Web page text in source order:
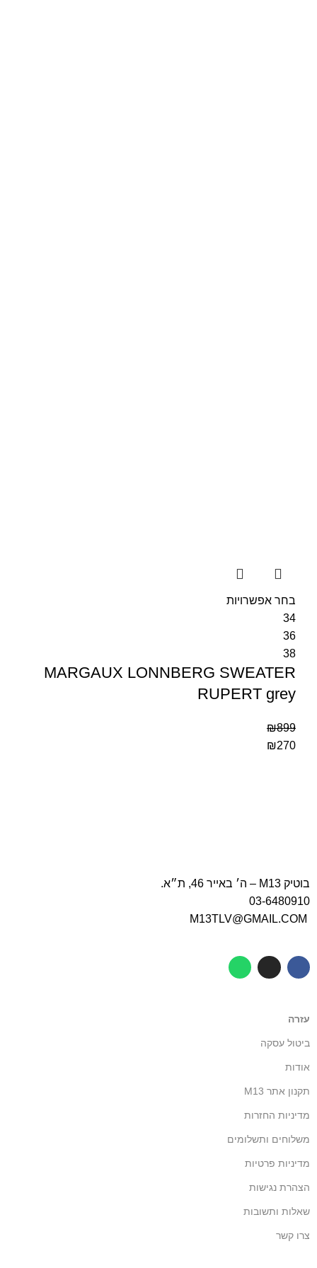
בחר אפשרויות
34
36
38
MARGAUX LONNBERG SWEATER
RUPERT grey
₪899
₪270
בוטיק M13 – ה׳ באייר 46, ת״א.
03-6480910
עזרה
ביטול עסקה
אודות
תקנון אתר M13
מדיניות החזרות
משלוחים ותשלומים
מדיניות פרטיות
הצהרת נגישות
שאלות ותשובות
צרו קשר